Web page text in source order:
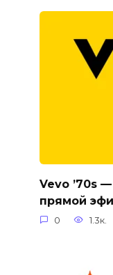
Vevo ’70s
прямой
0 1.3к.